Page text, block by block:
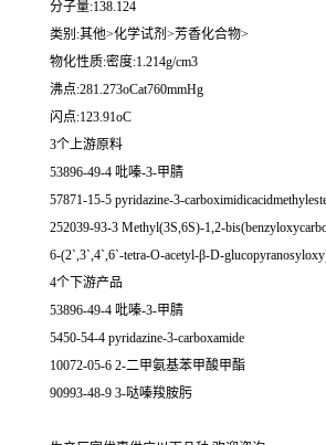
分子量:138.124
类别:其他>化学试剂>芳香化合物>
物化性质:密度:1.214g/cm3
沸点:281.273oCat760mmHg
闪点:123.91oC
3个上游原料
53896-49-4 吡嗪-3-甲腈
57871-15-5 pyridazine-3-
252039-93-3 Methyl(3S,6S)-1,2-
6-(2`,3`,4`,6`-tetra-O-acetyl-β-D-
4个下游产品
53896-49-4 吡嗪-3-甲腈
5450-54-4 pyridazine-3-carboxamide
10072-05-6 2-二甲氨基苯甲酸甲酯
90993-48-9 3-哒嗪羧胺肟